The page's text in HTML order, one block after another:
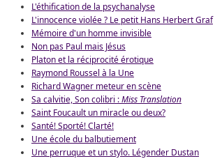
L'éthification de la psychanalyse
L'innocence violée ? Le petit Hans Herbert Graf
Mémoire d'un homme invisible
Non pas Paul mais Jésus
Platon et la réciprocité érotique
Raymond Roussel à la Une
Richard Wagner meteur en scène
Sa calvitie, Son colibri :Miss Translation
Saint Foucault un miracle ou deux?
Santé! Sporté! Clarté!
Une école du balbutiement
Une perruque et un stylo. Légender Dustan